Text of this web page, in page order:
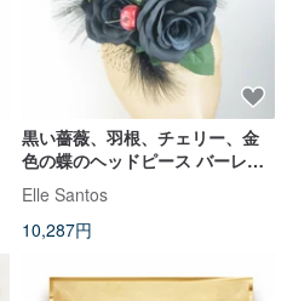
黒い薔薇、羽根、チェリー、金
色の蝶のヘッドピース バーレス
ク ピン U
Elle Santos
10,287円